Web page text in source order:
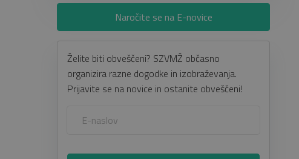
Naročite se na E-novice
Želite biti obveščeni? SZVMŽ občasno
organizira razne dogodke in izobraževanja.
Prijavite se na novice in ostanite obveščeni!